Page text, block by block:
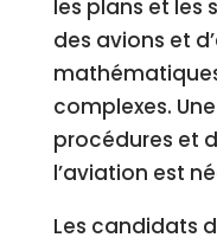
les plans et
des avions et
complexes.
procédures et
l’aviation est
Les candidats